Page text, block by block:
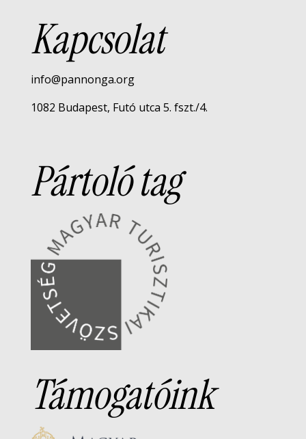
Kapcsolat
info@pannonga.org
1082 Budapest, Futó utca 5. fszt./4.
Pártoló tag
Támogatóink